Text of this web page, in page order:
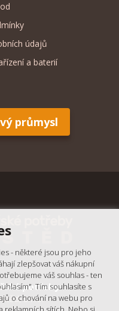
údajů
a baterií
průmysl
potřeby
s.r.o.
- některé jsou pro jeho
zlepšovat váš nákupní
váš souhlas - ten
Tím souhlasíte s
o chování na webu pro